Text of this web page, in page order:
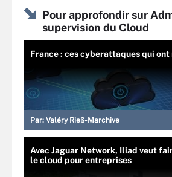
Pour approfondir sur
supervision du Cloud
France : ces cyberattaques qui ont
Par: Valéry Rieß-Marchive
Avec Jaguar Network, Iliad veut
le cloud pour entreprises